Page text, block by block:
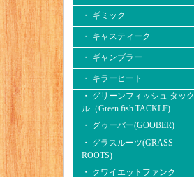
・ ギミック
・ キャスティーク
・ ギャンブラー
・ キラーヒート
・ グリーンフィッシュ タック
ル（Green fish TACKLE)
・ グゥーバー(GOOBER)
・ グラスルーツ(GRASS
ROOTS)
・ クワイエットファンク